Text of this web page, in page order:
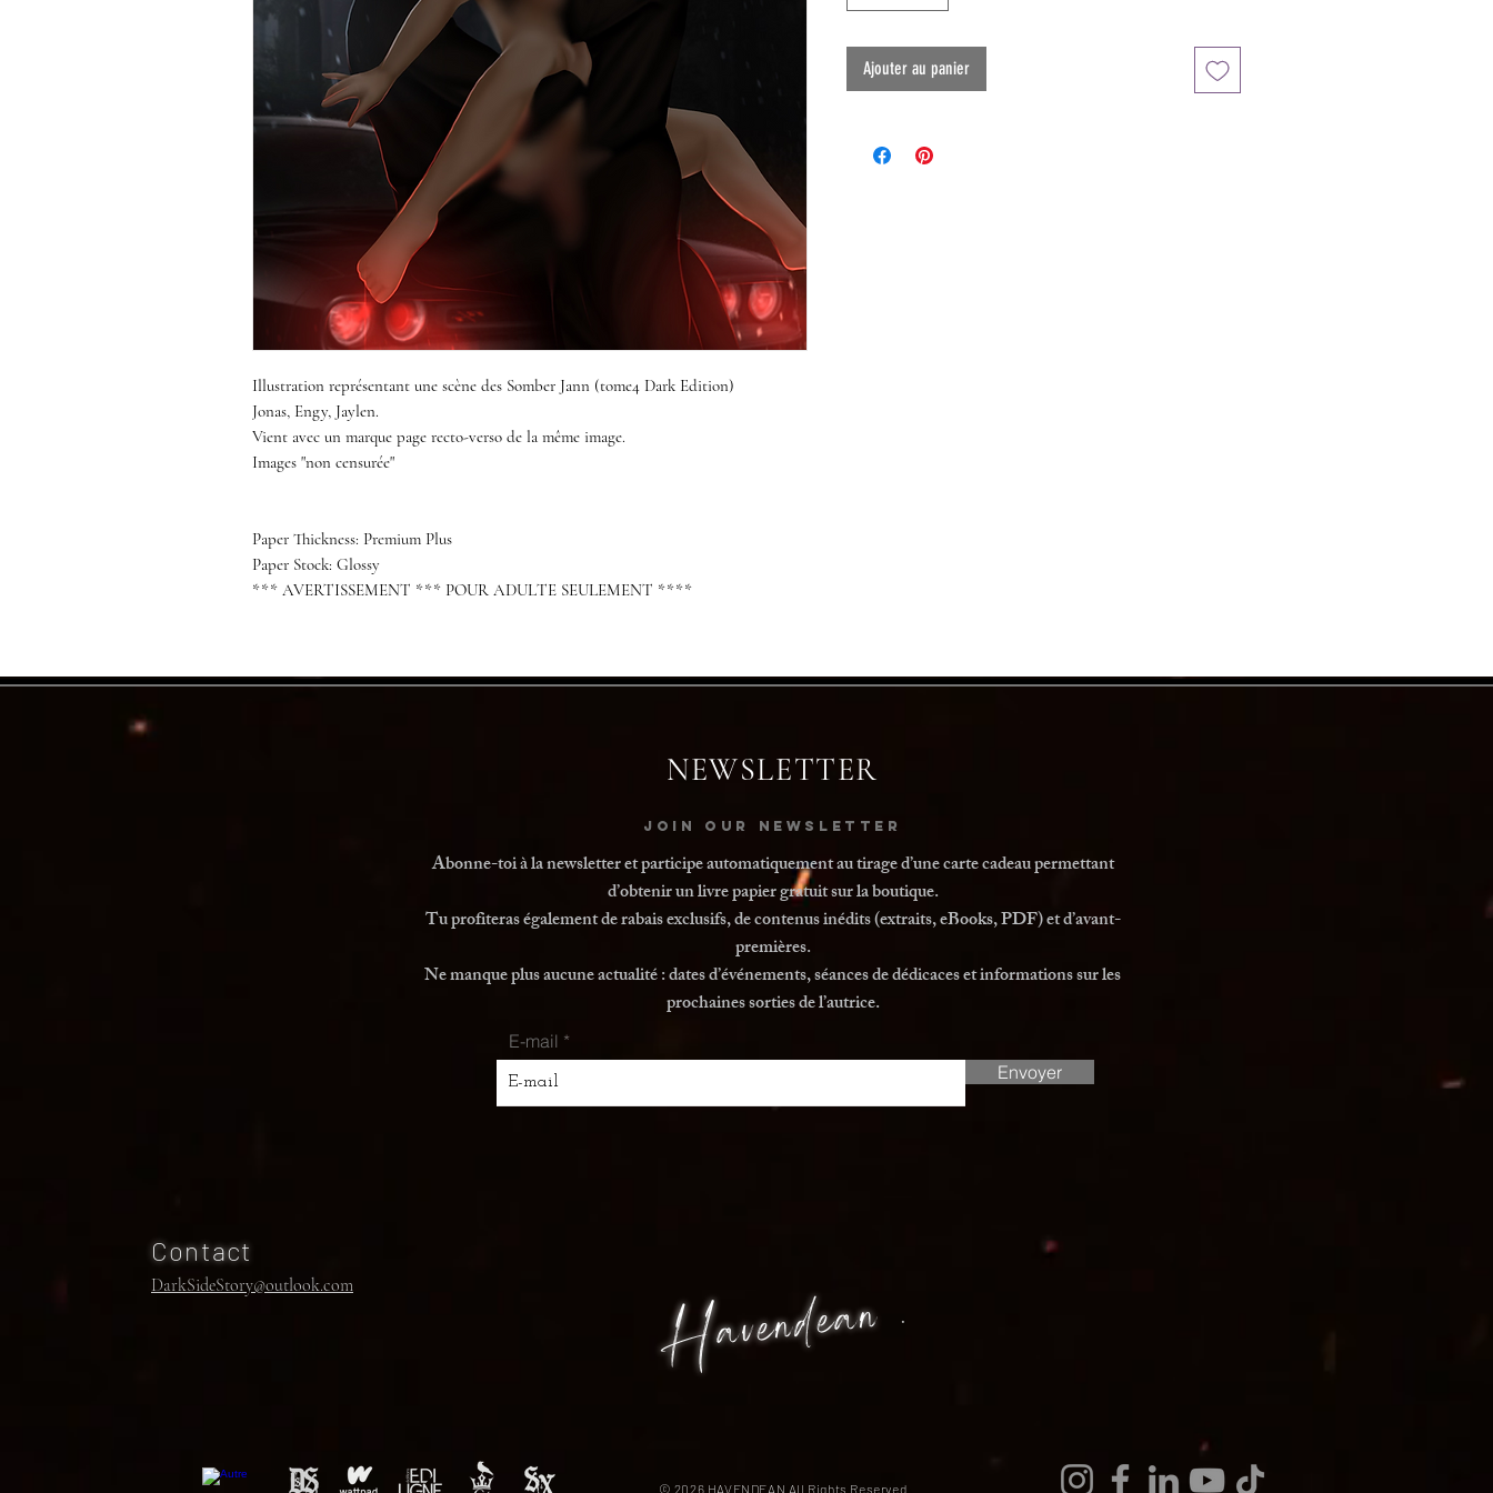
Illustration représentant une scène des Somber Jann (tome4 Dark Edition)
Jonas, Engy, Jaylen.
Vient avec un marque page recto-verso de la même image.
Images "non censurée"
Paper Thickness: Premium Plus
Paper Stock: Glossy
*** AVERTISSEMENT *** POUR ADULTE SEULEMENT ****
Ajouter au panier
NEWSLETTER
Join our Newsletter
Abonne-toi à la newsletter et participe automatiquement au tirage d’une carte cadeau permettant
d’obtenir un livre papier gratuit sur la boutique.
Tu profiteras également de rabais exclusifs, de contenus inédits (extraits, eBooks, PDF) et d’avant-
premières.
Ne manque plus aucune actualité : dates d’événements, séances de dédicaces et informations sur les
prochaines sorties de l’autrice.
E-mail
Envoyer
Contact
DarkSideStory@outlook.com Havendean .
© 2026 HAVENDEAN All Rights Reserved